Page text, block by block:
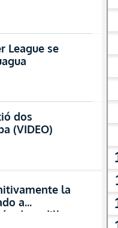
League se
dos
(VIDEO)
la
a
de rodilla